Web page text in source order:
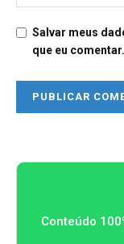
Salvar meus
que eu comentar.
Conteúdo